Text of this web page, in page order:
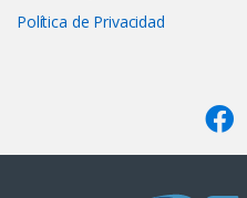
Política de Privacidad